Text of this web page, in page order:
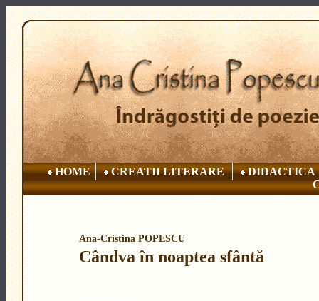
HOME CREATII LITERARE
DIDACTICA
Ana-Cristina POPESCU
Cândva în noaptea sfântă